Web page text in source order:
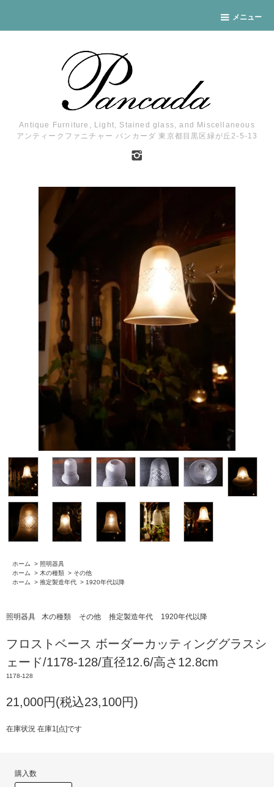
メニュー
Antique Furniture, Light, Stained glass, and Miscellaneous
アンティークファニチャー パンカーダ 東京都目黒区緑が丘2-5-13
ホーム > 照明器具
ホーム
> 木の種類 > その他
ホーム
> 推定製造年代 > 1920年代以降
照明器具 木の種類 その他 推定製造年代 1920年代以降
フロストベース ボーダーカッティンググラスシ
ェード/1178-128/直径12.6/高さ12.8cm
1178-128
21,000円(税込23,100円)
在庫状況 在庫1[点]です
購入数